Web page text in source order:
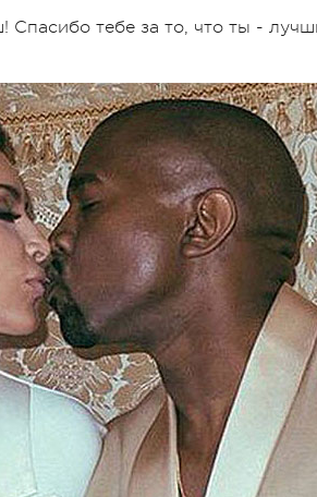
тебе за то, что ты -